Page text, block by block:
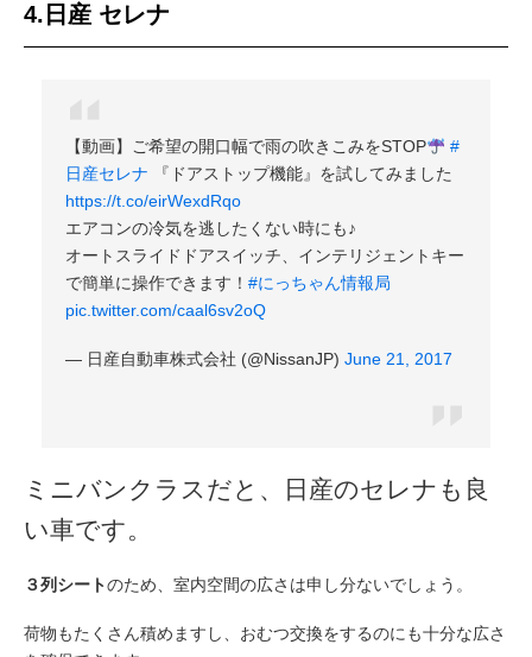
4.日産 セレナ
【動画】ご希望の開口幅で雨の吹きこみをSTOP
#
日産セレナ 『ドアストップ機能』を試してみました
https://t.co/eirWexdRqo
エアコンの冷気を逃したくない時にも♪
オートスライドドアスイッチ、インテリジェントキー
で簡単に操作できます！ #にっちゃん情報局
pic.twitter.com/caal6sv2oQ
— 日産自動車株式会社 (@NissanJP) June 21, 2017
ミニバンクラスだと、日産のセレナも良
い車です。
３列シートのため、室内空間の広さは申し分ないでしょう。
荷物もたくさん積めますし、おむつ交換をするのにも十分な広さ